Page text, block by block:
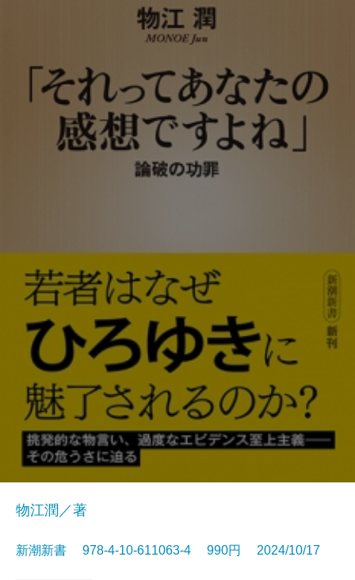
物江潤／著
新潮新書 978-4-10-611063-4 990円 2024/10/17